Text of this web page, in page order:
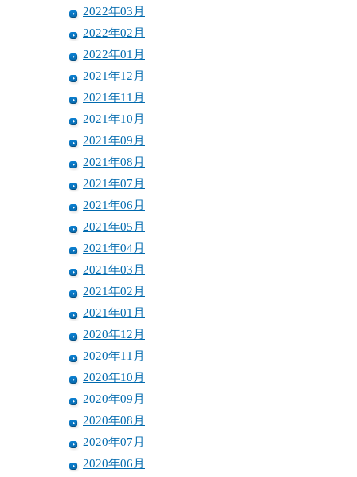
2022年03月
2022年02月
2022年01月
2021年12月
2021年11月
2021年10月
2021年09月
2021年08月
2021年07月
2021年06月
2021年05月
2021年04月
2021年03月
2021年02月
2021年01月
2020年12月
2020年11月
2020年10月
2020年09月
2020年08月
2020年07月
2020年06月